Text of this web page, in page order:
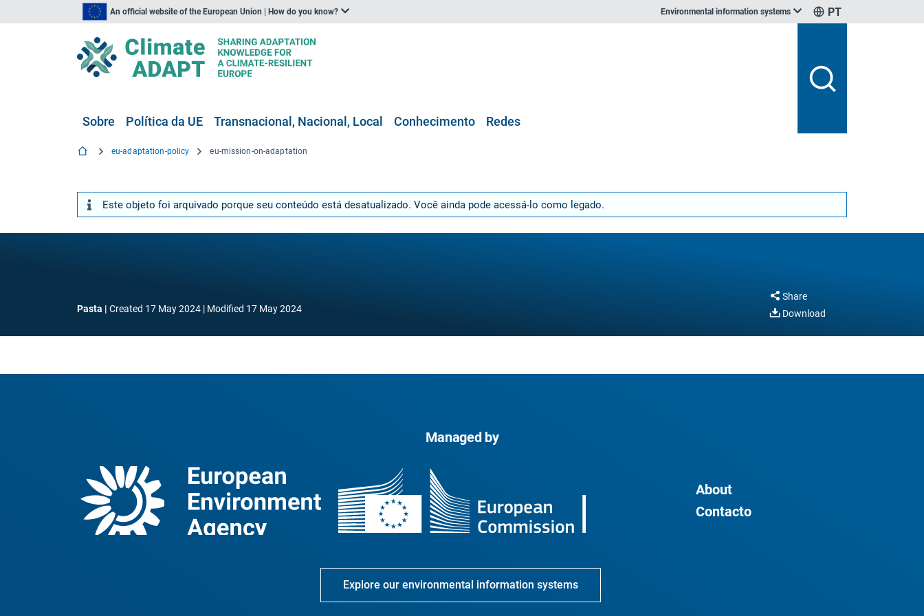
An official website of the European Union | How do you know? Environmental information systems PT
Sobre Política da UE Transnacional, Nacional, Local Conhecimento Redes
eu-adaptation-policy eu-mission-on-adaptation
Este objeto foi arquivado porque seu conteúdo está desatualizado. Você ainda pode acessá-lo como legado.
Pasta Created 17 May 2024 Modified 17 May 2024
Share
Download
Managed by
About
Contacto
Explore our environmental information systems